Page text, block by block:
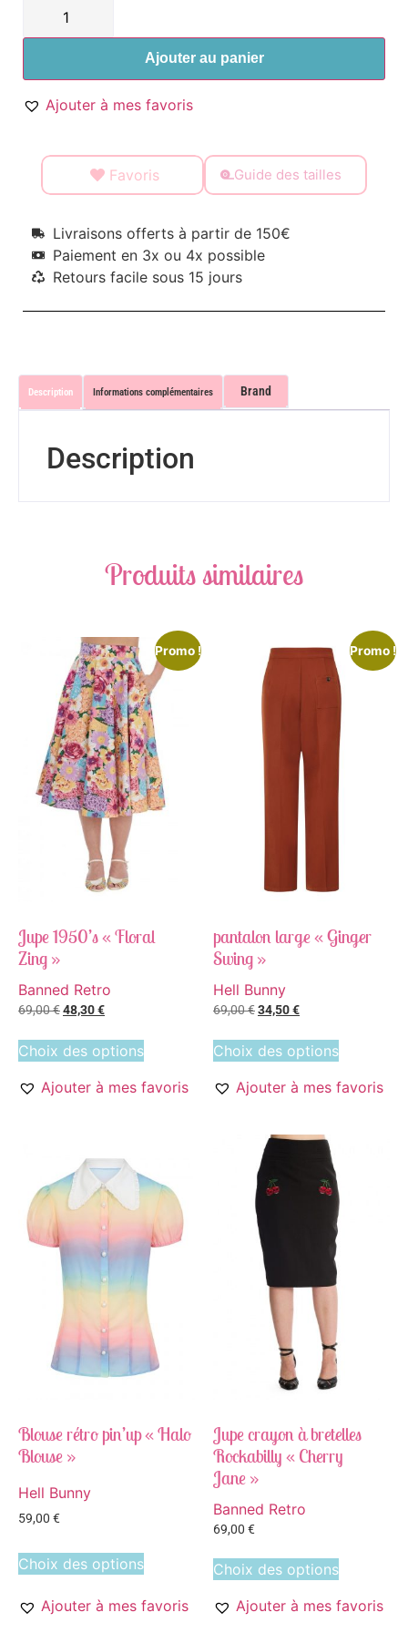
Ajouter au panier
Ajouter à mes favoris
Favoris Guide des tailles
Livraisons offerts à partir de 150€
Paiement en 3x ou 4x possible
Retours facile sous 15 jours
Description Informations complémentaires Brand
Description
Produits similaires
Promo !
Jupe 1950’s « Floral
Zing »
Banned Retro
69,00€48,30€
Choix des options
Ajouter à mes favoris
Promo !
pantalon large « Ginger
Swing »
Hell Bunny
69,00€34,50€
Choix des options
Ajouter à mes favoris
Blouse rétro pin’up « Halo
Blouse »
Hell Bunny
59,00 €
Choix des options
Ajouter à mes favoris
Jupe crayon à bretelles
Rockabilly « Cherry
Jane »
Banned Retro
69,00 €
Choix des options
Ajouter à mes favoris